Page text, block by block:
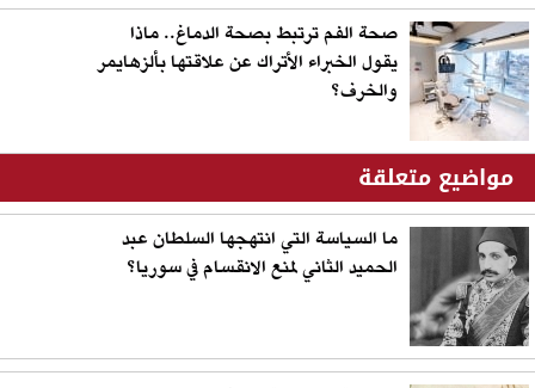
صحة الفم ترتبط بصحة الدماغ.. ماذا
يقول الخبراء الأتراك عن علاقتها بألزهايمر
والخرف؟
مواضيع متعلقة
ما السياسة التي انتهجها السلطان عبد
الحميد الثاني لمنع الانقسام في سوريا؟